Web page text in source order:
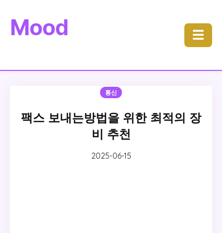
Mood ☰
통신
팩스 보내는방법을 위한 최적의 장
비 추천
2025-06-15